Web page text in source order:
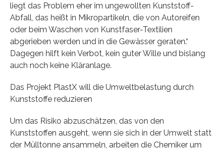
liegt das Problem eher im ungewollten Kunststoff-
Abfall, das heißt in Mikropartikeln, die von Autoreifen
oder beim Waschen von Kunstfaser-Textilien
abgerieben werden und in die Gewässer geraten.“
Dagegen hilft kein Verbot, kein guter Wille und bislang
auch noch keine Kläranlage.
Das Projekt PlastX will die Umweltbelastung durch
Kunststoffe reduzieren
Um das Risiko abzuschätzen, das von den
Kunststoffen ausgeht, wenn sie sich in der Umwelt statt
der Mülltonne ansammeln, arbeiten die Chemiker um